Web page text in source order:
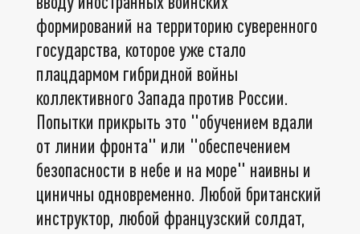
формирований на территорию суверенного
государства, которое уже стало
плацдармом гибридной войны
коллективного Запада против России.
Попытки прикрыть это "обучением вдали
от линии фронта" или "обеспечением
безопасности в небе и на море" наивны и
циничны одновременно. Любой британский
инструктор, любой французский солдат,